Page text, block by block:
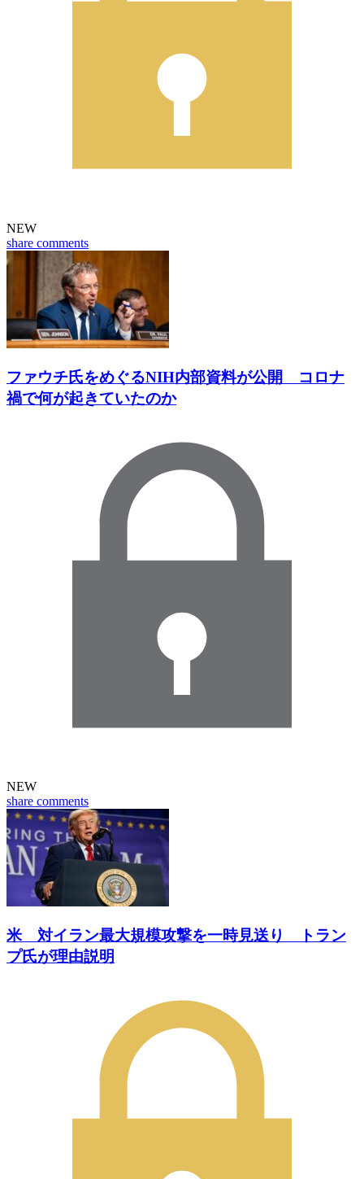
NEW
share comments
ファウチ氏をめぐるNIH内部資料が公開 コロナ
禍で何が起きていたのか
NEW
share comments
米 対イラン最大規模攻撃を一時見送り トラン
プ氏が理由説明